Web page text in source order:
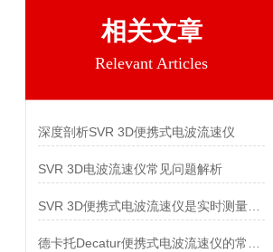
相关文章
Relevant Articles
深度剖析SVR 3D便携式电波流速仪
SVR 3D电波流速仪常见问题解析